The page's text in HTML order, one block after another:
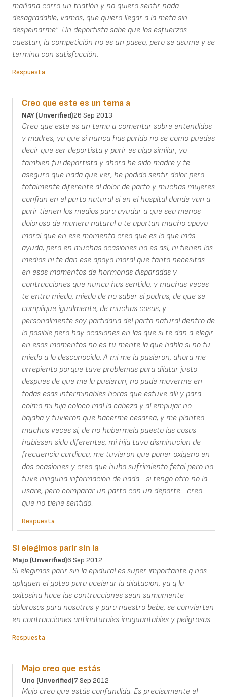
mañana corro un triatlón y no quiero sentir nada
desagradable, vamos, que quiero llegar a la meta sin
despeinarme". Un deportista sabe que los esfuerzos
cuestan, la competición no es un paseo, pero se asume y se
termina con satisfacción.
Respuesta
Creo que este es un tema a
NAY (unverified)26 Sep 2013
Creo que este es un tema a comentar sobre entendidos
y madres, ya que si nunca has parido no se como puedes
decir que ser deportista y parir es algo similar, yo
tambien fui deportista y ahora he sido madre y te
aseguro que nada que ver, he podido sentir dolor pero
totalmente diferente al dolor de parto y muchas mujeres
confian en el parto natural si en el hospital donde van a
parir tienen los medios para ayudar a que sea menos
doloroso de manera natural o te aportan mucho apoyo
moral que en ese momento creo que es lo que más
ayuda, pero en muchas ocasiones no es así, ni tienen los
medios ni te dan ese apoyo moral que tanto necesitas
en esos momentos de hormonas disparadas y
contracciones que nunca has sentido, y muchas veces
te entra miedo, miedo de no saber si podras, de que se
complique igualmente, de muchas cosas, y
personalmente soy partidaria del parto natural dentro de
lo posible pero hay ocasiones en las que si te dan a elegir
en esos momentos no es tu mente la que habla si no tu
miedo a lo desconocido. A mi me la pusieron, ahora me
arrepiento porque tuve problemas para dilatar justo
despues de que me la pusieran, no pude moverme en
todas esas interminables horas que estuve alli y para
colmo mi hija coloco mal la cabeza y al empujar no
bajaba y tuvieron que hacerme cesarea, y me planteo
muchas veces si, de no habermela puesto las cosas
hubiesen sido diferentes, mi hija tuvo disminucion de
frecuencia cardiaca, me tuvieron que poner oxigeno en
dos ocasiones y creo que hubo sufrimiento fetal pero no
tuve ninguna informacion de nada... si tengo otro no la
usare, pero comparar un parto con un deporte... creo
que no tiene sentido.
Respuesta
Si elegimos parir sin la
Majo (unverified)6 Sep 2012
Si elegimos parir sin la epidural es super importante q nos
apliquen el goteo para acelerar la dilatacion, ya q la
oxitosina hace las contracciones sean sumamente
dolorosas para nosotras y para nuestro bebe, se convierten
en contracciones antinaturales inaguantables y peligrosas
Respuesta
Majo creo que estás
Uno (unverified)7 Sep 2012
Majo creo que estás confundida. Es precisamente el